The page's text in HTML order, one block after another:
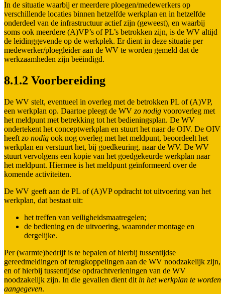
In de situatie waarbij er meerdere ploegen/medewerkers op
verschillende locaties binnen hetzelfde werkplan en in hetzelfde
onderdeel van de infrastructuur actief zijn (geweest), en waarbij
soms ook meerdere (A)VP’s of PL’s betrokken zijn, is de WV altijd
de leidinggevende op de werkplek. Er dient in deze situatie per
medewerker/ploegleider aan de WV te worden gemeld dat de
werkzaamheden zijn beëindigd.
8.1.2 Voorbereiding
De WV stelt, eventueel in overleg met de betrokken PL of (A)VP,
een werkplan op. Daartoe pleegt de WV zo nodig vooroverleg met
het meldpunt met betrekking tot het bedieningsplan. De WV
ondertekent het conceptwerkplan en stuurt het naar de OIV. De OIV
heeft zo nodig ook nog overleg met het meldpunt, beoordeelt het
werkplan en verstuurt het, bij goedkeuring, naar de WV. De WV
stuurt vervolgens een kopie van het goedgekeurde werkplan naar
het meldpunt. Hiermee is het meldpunt geïnformeerd over de
komende activiteiten.
De WV geeft aan de PL of (A)VP opdracht tot uitvoering van het
werkplan, dat bestaat uit:
het treffen van veiligheidsmaatregelen;
de bediening en de uitvoering, waaronder montage en
dergelijke.
Per (warmte)bedrijf is te bepalen of hierbij tussentijdse
gereedmeldingen of terugkoppelingen aan de WV noodzakelijk zijn,
en of hierbij tussentijdse opdrachtverleningen van de WV
noodzakelijk zijn. In die gevallen dient dit in het werkplan te worden
aangegeven.